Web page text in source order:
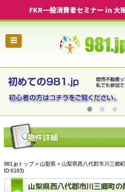
FKR一般消費者セミナー in 大
☰
981.jpトップ> 山梨県 > 山梨県西八代郡市川三郷
ID:6183)
山梨県西八代郡市川三郷町